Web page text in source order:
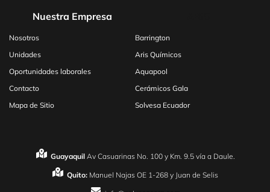
Guayaquil Av Casuarinas No. 100 y Km. 9.5 vía a Daule.
Quito: Manuel Najas OE 1-268 y Juan de Selis
Nuestra Empresa
Nosotros
Unidades
Oportunidades laborales
Contacto
Mapa de Sitio
Barrington
Aris Químicos
Aquapool
Cerámicos Gala
Solvesa Ecuador